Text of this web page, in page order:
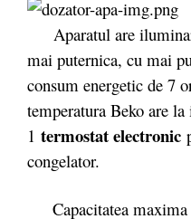
Aparatul are
mai puternica, cu mai
consum energetic de 7
temperatura Beko are
1 termostat electronic
congelator.
Capacitatea maxima